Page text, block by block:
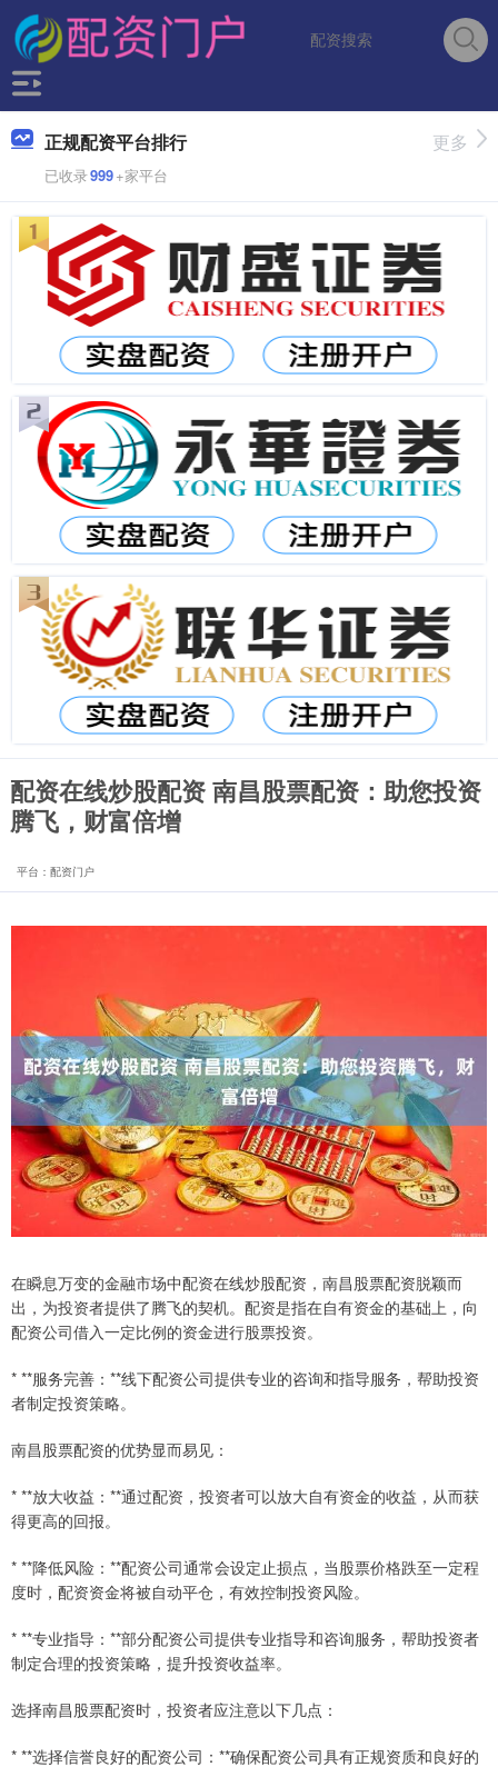
正规配资平台排行
已收录999+家平台
更多
配资在线炒股配资 南昌股票配资：助您投资
腾飞，财富倍增
平台：配资门户
在瞬息万变的金融市场中配资在线炒股配资，南昌股票配资脱颖而
出，为投资者提供了腾飞的契机。配资是指在自有资金的基础上，向
配资公司借入一定比例的资金进行股票投资。
* **服务完善：**线下配资公司提供专业的咨询和指导服务，帮助投资
者制定投资策略。
南昌股票配资的优势显而易见：
* **放大收益：**通过配资，投资者可以放大自有资金的收益，从而获
得更高的回报。
* **降低风险：**配资公司通常会设定止损点，当股票价格跌至一定程
度时，配资资金将被自动平仓，有效控制投资风险。
* **专业指导：**部分配资公司提供专业指导和咨询服务，帮助投资者
制定合理的投资策略，提升投资收益率。
选择南昌股票配资时，投资者应注意以下几点：
* **选择信誉良好的配资公司：**确保配资公司具有正规资质和良好的